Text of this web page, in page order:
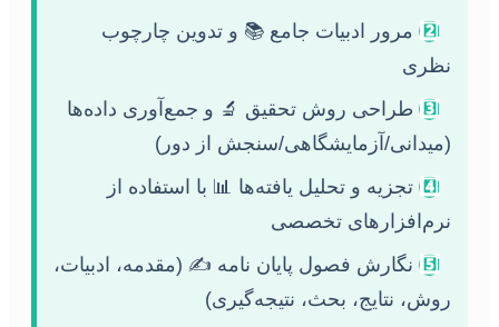
2️⃣ مرور ادبیات جامع 📚 و تدوین چارچوب
نظری
3️⃣ طراحی روش تحقیق 🔬 و جمع‌آوری داده‌ها
(میدانی/آزمایشگاهی/سنجش از دور)
4️⃣ تجزیه و تحلیل یافته‌ها 📊 با استفاده از
نرم‌افزارهای تخصصی
5️⃣ نگارش فصول پایان نامه ✍️ (مقدمه، ادبیات،
روش، نتایج، بحث، نتیجه‌گیری)